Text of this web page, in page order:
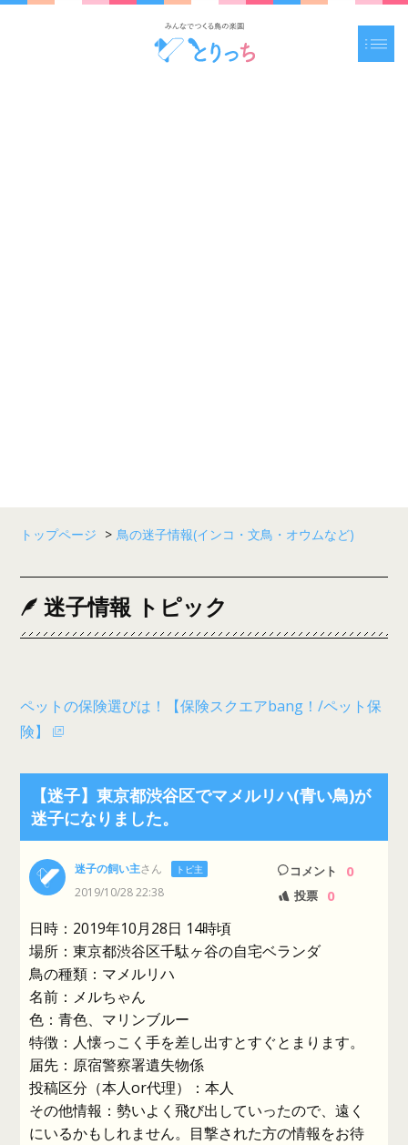
トップページ > 鳥の迷子情報(インコ・文鳥・オウムなど)
迷子情報 トピック
ペットの保険選びは！【保険スクエアbang！/ペット保
険】
【迷子】東京都渋谷区でマメルリハ(青い鳥)が
迷子になりました。
迷子の飼い主さん トピ主
2019/10/28 22:38
コメント 0
投票 0
日時：2019年10月28日 14時頃
場所：東京都渋谷区千駄ヶ谷の自宅ベランダ
鳥の種類：マメルリハ
名前：メルちゃん
色：青色、マリンブルー
特徴：人懐っこく手を差し出すとすぐとまります。
届先：原宿警察署遺失物係
投稿区分（本人or代理）：本人
その他情報：勢いよく飛び出していったので、遠く
にいるかもしれません。目撃された方の情報をお待